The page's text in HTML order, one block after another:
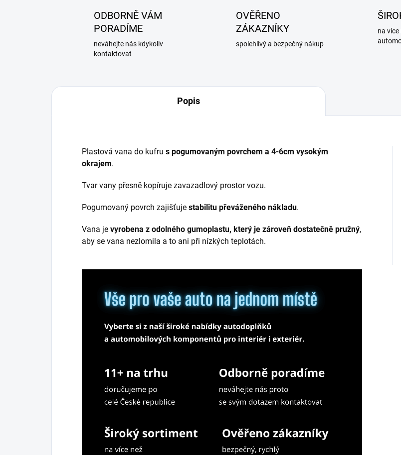
ODBORNĚ VÁM
PORADÍME
neváhejte nás kdykoliv
kontaktovat
OVĚŘENO
ZÁKAZNÍKY
spolehlivý a bezpečný nákup
na více
Popis
Plastová vana do kufru s pogumovaným povrchem a 4-6cm vysokým
okrajem.
Tvar vany přesně kopíruje zavazadlový prostor vozu.
Pogumovaný povrch zajišťuje stabilitu převáženého nákladu.
Vana je vyrobena z odolného gumoplastu, který je zároveň dostatečně pružný,
aby se vana nezlomila a to ani při nízkých teplotách.